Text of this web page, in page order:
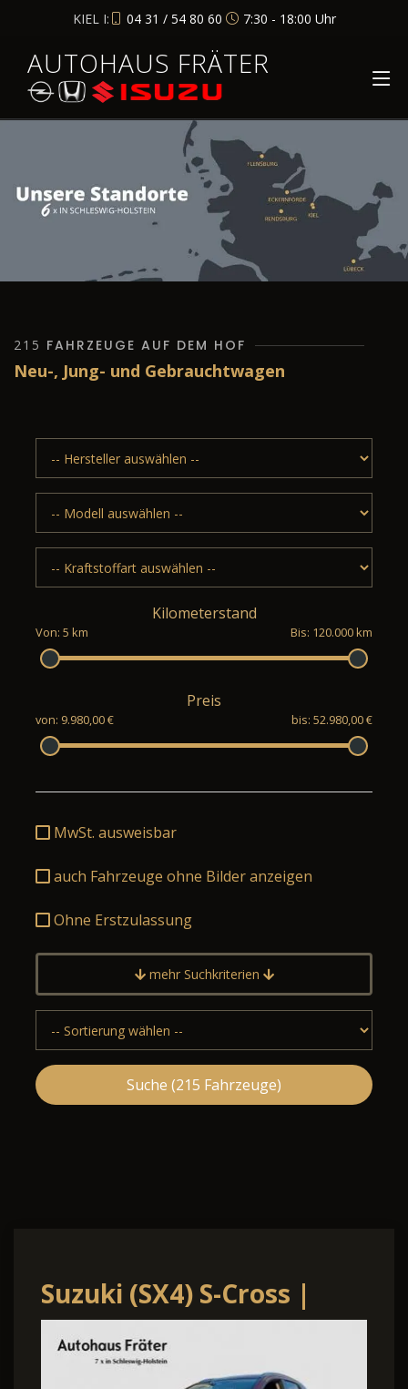
KIEL I: 04 31 / 54 80 60 7:30 - 18:00 Uhr
AUTOHAUS FRÄTER
215 FAHRZEUGE AUF DEM HOF
Neu-, Jung- und Gebrauchtwagen
Kilometerstand
Von: 5 km Bis: 120.000 km
Preis
von: 9.980,00 € bis: 52.980,00 €
MwSt. ausweisbar
auch Fahrzeuge ohne Bilder anzeigen
Ohne Erstzulassung
mehr Suchkriterien
Suche (215 Fahrzeuge)
Suzuki (SX4) S-Cross |
Automatik | LED |
Sitzheizung